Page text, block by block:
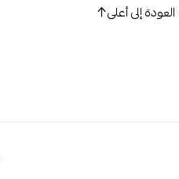
العودة إلى أعلى